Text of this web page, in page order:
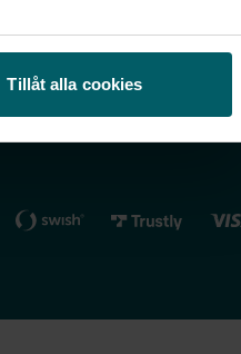
Tillåt alla cookies